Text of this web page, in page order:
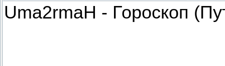
Uma2rmaH - Гороскоп